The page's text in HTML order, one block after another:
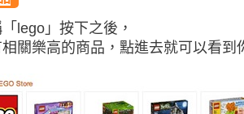
lego」按下之後，
關樂高的商品，點進去就可以看到